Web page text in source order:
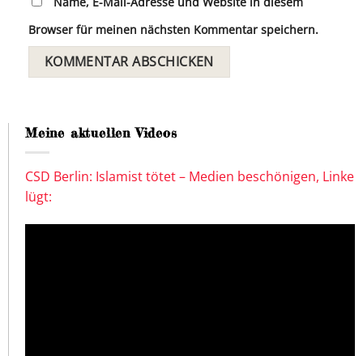
Browser für meinen nächsten Kommentar speichern.
Meine aktuellen Videos
CSD Berlin: Islamist tötet – Medien beschönigen, Linke
lügt: